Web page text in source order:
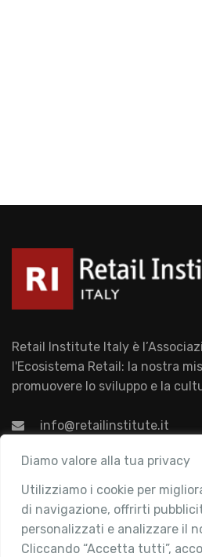
Diamo valore alla tua privacy
Utilizziamo i cookie per
di navigazione, offrirti
personalizzati e analizzare il
Cliccando “Accetta tutti”,
Retail Institute Italy è
l'Ecosistema Retail: la nostra
promuovere lo sviluppo e la
info@retailinstitute.it
Associazione
Chi siamo
Attività
Contatti